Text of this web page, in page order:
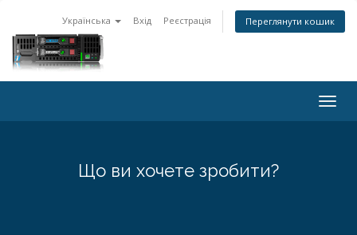
Українська Вхід Реєстрація Переглянути кошик
Що ви хочете зробити?